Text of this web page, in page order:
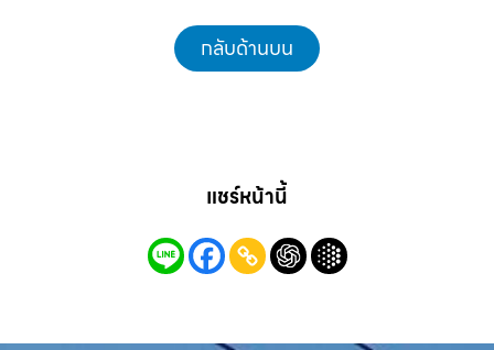
กลับด้านบน
แชร์หน้านี้